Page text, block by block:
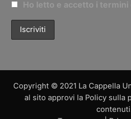
Ho letto e accetto i termini
Copyright © 2021 La Cappella
al sito approvi la Policy sulla